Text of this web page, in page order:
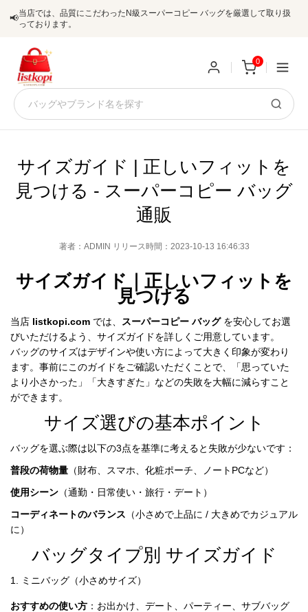
📢当店では、品質にこだわったN級スーパーコピー バッグを厳選して取り扱
っております。
新
ー
登
イ 0
ー
管
理
ら
せ
listkopis@gmail.com
ホ
ー
ム
バ
ッ
人
ラ
ン
キ
新
作
0
サイズガイド | 正しいフィットを
見つける - スーパーコピー バッグ
通販
著者：ADMIN リリース時間：2023-10-13 16:46:33
サイズガイド｜正しいフィットを
見つける
当店 listkopi.com では、 スーパーコピー バッグ を安心してお選
びいただけるよう、サイズガイドを詳しくご用意しています。
バッグのサイズはデザインや使い方によって大きく印象が変わり
ます。事前にこのガイドをご確認いただくことで、「思っていた
より小さかった」「大きすぎた」などの失敗を大幅に減らすこと
ができます。
サイズ選びの基本ポイント
バッグを選ぶ際は以下の3点を基準に考えると失敗が少ないです：
普段の荷物量 （財布、スマホ、化粧ポーチ、ノートPCなど）
使用シーン （通勤・日常使い・旅行・デート）
コーディネートのバランス （小さめで上品に / 大きめでカジュアル
に）
バッグタイプ別 サイズガイド
1. ミニバッグ（小さめサイズ）
おすすめの使い方 ：お出かけ、デート、パーティー、サブバッグ